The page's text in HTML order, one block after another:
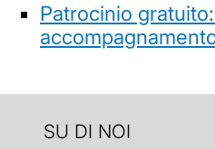
Patrocinio
SU DI NOI